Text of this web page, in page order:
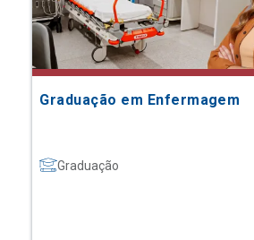
Graduação em Enfermagem
Graduação